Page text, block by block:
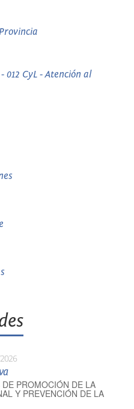
CyL - Atención al
PROMOCIÓN DE LA
Y PREVENCIÓN DE LA